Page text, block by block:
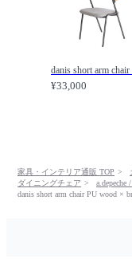
¥33,000
家具・インテリア通販 TOP
ダイニングチェア
danis short arm chair PU wood ×